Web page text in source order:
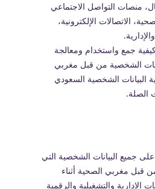
منصات التواصل الاجتماعي
الاتصالات الإلكترونية،
جمع واستخدام ومعالجة
الشخصية من قبل مغربي
البيانات الشخصية السعودي
جميع البيانات الشخصية التي
قبل مغربي الصحية أثناء
الإدارية والتشغيلية والرقمية